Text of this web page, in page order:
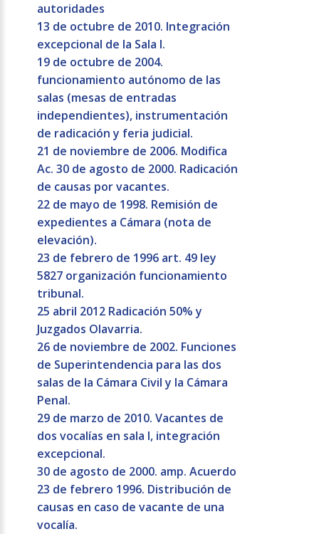
autoridades
13 de octubre de 2010. Integración
excepcional de la Sala I.
19 de octubre de 2004.
funcionamiento autónomo de las
salas (mesas de entradas
independientes), instrumentación
de radicación y feria judicial.
21 de noviembre de 2006. Modifica
Ac. 30 de agosto de 2000. Radicación
de causas por vacantes.
22 de mayo de 1998. Remisión de
expedientes a Cámara (nota de
elevación).
23 de febrero de 1996 art. 49 ley
5827 organización funcionamiento
tribunal.
25 abril 2012 Radicación 50% y
Juzgados Olavarria.
26 de noviembre de 2002. Funciones
de Superintendencia para las dos
salas de la Cámara Civil y la Cámara
Penal.
29 de marzo de 2010. Vacantes de
dos vocalías en sala I, integración
excepcional.
30 de agosto de 2000. amp. Acuerdo
23 de febrero 1996. Distribución de
causas en caso de vacante de una
vocalía.